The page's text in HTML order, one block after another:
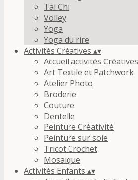
Tai Chi
Volley
Yoga
Yoga du rire
Activités Créatives ▴▾
Accueil activités Créatives
Art Textile et Patchwork
Atelier Photo
Broderie
Couture
Dentelle
Peinture Créativité
Peinture sur soie
Tricot Crochet
Mosaïque
Activités Enfants ▴▾